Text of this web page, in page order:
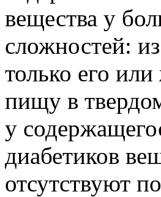
вещества у
сложностей:
только его
пищу в
у
диабетиков
отсутствуют